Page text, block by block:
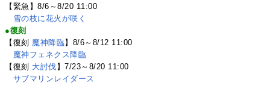
【緊急】8/6～8/20 11:00
雪の枝に花火が咲く
●復刻
【復刻 魔神降臨】8/6～8/12 11:00
魔神フェネクス降臨
【復刻 大討伐 】7/23～8/20 11:00
サブマリンレイダース